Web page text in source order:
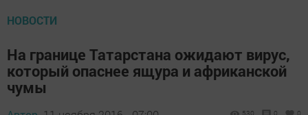
НОВОСТИ
На границе Татарстана ожидают вирус,
который опаснее ящура и африканской
чумы